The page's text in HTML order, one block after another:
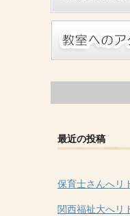
最近の投稿
保育士さんへリ
関西福祉大へリ